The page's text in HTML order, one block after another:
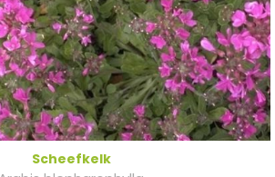
Scheefkelk